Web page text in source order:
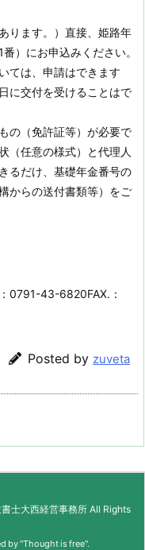
ります。）直接、姫路年
）にお申込みください。
ては、申請はできます
に交付を受けることはで
の（免許証等）が必要で
（任意の様式）
と代理人
るだけ、基礎年金番号の
からの送付書類等）をご
0791-43-6820FAX.：
Posted by zuveta
士大西経営事務所All Rights
by "Thought is free".